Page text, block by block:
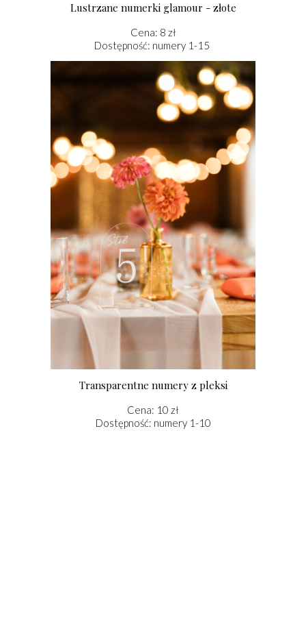
Cena: 10 zł
Dostępność: numery 1-10
Cena: 8 zł
Dostępność: numery 1-15
Lustrzane numerki glamour - złote
Transparentne numery z pleksi